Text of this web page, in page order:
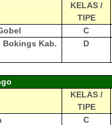
KELAS /
TIPE
C
Bokings Kab.
D
KELAS /
TIPE
C